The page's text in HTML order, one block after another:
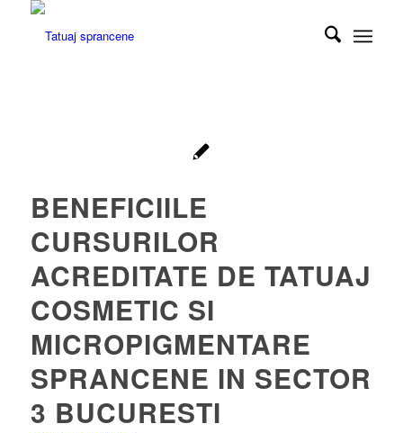
BENEFICIILE
CURSURILOR
ACREDITATE DE TATUAJ
COSMETIC SI
MICROPIGMENTARE
SPRANCENE IN SECTOR
3 BUCURESTI